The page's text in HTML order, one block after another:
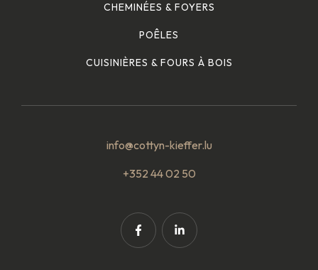
CHEMINÉES & FOYERS
POÊLES
CUISINIÈRES & FOURS À BOIS
info@cottyn-kieffer.lu
+352 44 02 50